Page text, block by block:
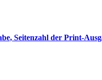
13 ‏ : ‎ 978-3764533694, Originaltitel